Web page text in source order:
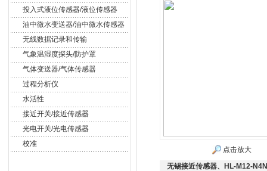
投入式液位传感器/液位传感器
油中微水变送器/油中微水传感器
无线数据记录和传输
气象温湿度探头/防护罩
气体变送器/气体传感器
过程分析仪
水活性
接近开关/接近传感器
光电开关/光电传感器
校准
点击放大
无锡接近传感器、HL-M12-